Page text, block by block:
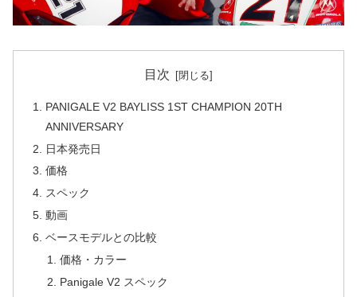
目次
PANIGALE V2 BAYLISS 1ST CHAMPION 20TH
ANNIVERSARY
日本発売日
価格
スペック
動画
ベースモデルとの比較
価格・カラー
Panigale V2 スペック